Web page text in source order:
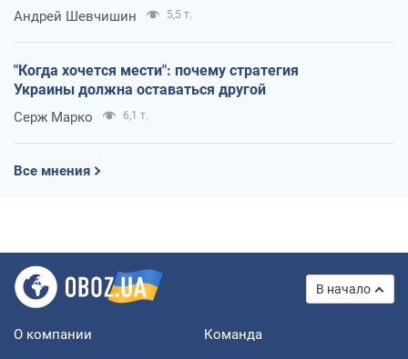
Андрей Шевчишин 5,5 т.
"Когда хочется мести": почему стратегия
Украины должна оставаться другой
Серж Марко 6,1 т.
Все мнения
В начало
О компании Команда